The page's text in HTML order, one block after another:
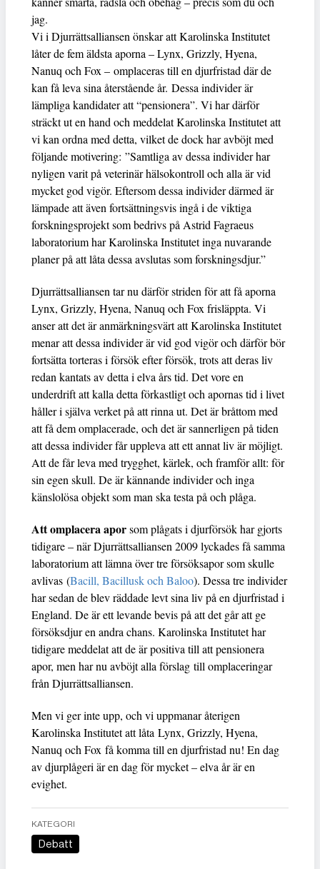
jag.
Vi i Djurrättsalliansen önskar att Karolinska Institutet
låter de fem äldsta aporna – Lynx, Grizzly, Hyena,
Nanuq och Fox – omplaceras till en djurfristad där de
kan få leva sina återstående år. Dessa individer är
lämpliga kandidater att “pensionera”. Vi har därför
sträckt ut en hand och meddelat Karolinska Institutet att
vi kan ordna med detta, vilket de dock har avböjt med
följande motivering: ”Samtliga av dessa individer har
nyligen varit på veterinär hälsokontroll och alla är vid
mycket god vigör. Eftersom dessa individer därmed är
lämpade att även fortsättningsvis ingå i de viktiga
forskningsprojekt som bedrivs på Astrid Fagraeus
laboratorium har Karolinska Institutet inga nuvarande
planer på att låta dessa avslutas som forskningsdjur.”
Djurrättsalliansen tar nu därför striden för att få aporna
Lynx, Grizzly, Hyena, Nanuq och Fox frisläppta. Vi
anser att det är anmärkningsvärt att Karolinska Institutet
menar att dessa individer är vid god vigör och därför bör
fortsätta torteras i försök efter försök, trots att deras liv
redan kantats av detta i elva års tid. Det vore en
underdrift att kalla detta förkastligt och apornas tid i livet
håller i själva verket på att rinna ut. Det är bråttom med
att få dem omplacerade, och det är sannerligen på tiden
att dessa individer får uppleva att ett annat liv är möjligt.
Att de får leva med trygghet, kärlek, och framför allt: för
sin egen skull. De är kännande individer och inga
känslolösa objekt som man ska testa på och plåga.
Att omplacera aporsom plågats i djurförsök har gjorts
tidigare – när Djurrättsalliansen 2009 lyckades få samma
laboratorium att lämna över tre försöksapor som skulle
avlivas (Bacill, Bacillusk och Baloo). Dessa tre individer
har sedan de blev räddade levt sina liv på en djurfristad i
England. De är ett levande bevis på att det går att ge
försöksdjur en andra chans. Karolinska Institutet har
tidigare meddelat att de är positiva till att pensionera
apor, men har nu avböjt alla förslag till omplaceringar
från Djurrättsalliansen.
Men vi ger inte upp, och vi uppmanar återigen
Karolinska Institutet att låta Lynx, Grizzly, Hyena,
Nanuq och Fox få komma till en djurfristad nu! En dag
av djurplågeri är en dag för mycket – elva år är en
evighet.
KATEGORI
Debatt